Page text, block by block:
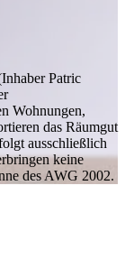
Patric
Wohnungen,
das Räumgut
ausschließlich
keine
des AWG 2002.